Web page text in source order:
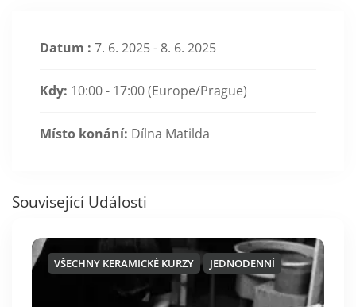
Datum : 7. 6. 2025 - 8. 6. 2025
Kdy: 10:00 - 17:00(Europe/Prague)
Místo konání: Dílna Matilda
Související Události
VŠECHNY KERAMICKÉ KURZY JEDNODENNÍ